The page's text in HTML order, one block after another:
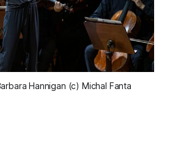
Hannigan (c) Michal Fanta